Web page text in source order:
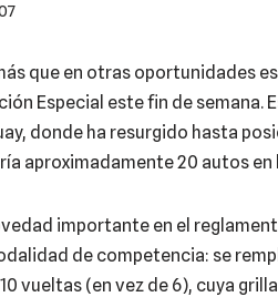
que en otras oportunidades
Especial este fin de semana.
donde ha resurgido hasta
aproximadamente 20 autos en
importante en el
de competencia: se
vueltas (en vez de 6), cuya